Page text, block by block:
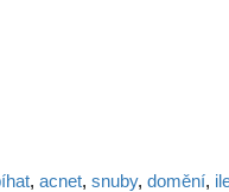
, acnet, snuby, domění,